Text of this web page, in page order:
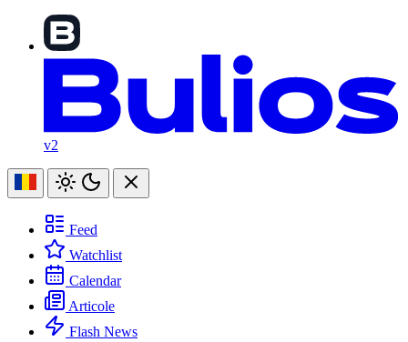
v2
Feed
Watchlist
Calendar
Articole
Flash News